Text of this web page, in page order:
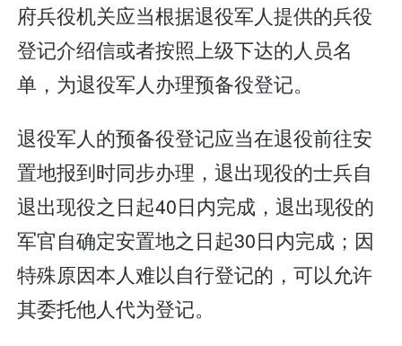
府兵役机关应当根据退役军人提供的兵役
登记介绍信或者按照上级下达的人员名
单，为退役军人办理预备役登记。
退役军人的预备役登记应当在退役前往安
置地报到时同步办理，退出现役的士兵自
退出现役之日起40日内完成，退出现役的
军官自确定安置地之日起30日内完成；因
特殊原因本人难以自行登记的，可以允许
其委托他人代为登记。